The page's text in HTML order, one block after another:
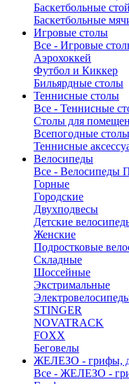
Баскетбольные
Баскетбольные
Игровые столы
Все - Игровые
Аэрохоккей
Футбол и Киккер
Бильярдные столы
Теннисные столы
Все - Теннисные
Столы для
Всепогодные столы
Теннисные
Велосипеды
Все - Велосипеды
Горные
Городские
Двухподвесы
Детские
Женские
Подростковые
Складные
Шоссейные
Экстримальные
STINGER
NOVATRACK
FOXX
Беговелы
ЖЕЛЕЗО - грифы,
Все - ЖЕЛЕЗО -